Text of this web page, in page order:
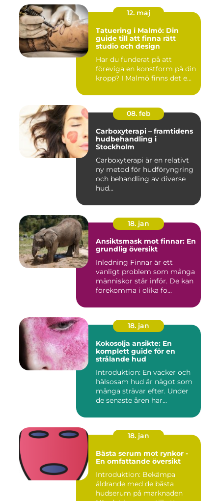
12. maj
Tatuering i Malmö: Din
guide till att finna rätt
studio och design
Har du funderat på att
föreviga en konstform på din
kropp? I Malmö finns det e...
08. feb
Carboxyterapi – framtidens
hudbehandling i
Stockholm
Carboxyterapi är en relativt
ny metod för hudföryngring
och behandling av diverse
hud...
18. jan
Ansiktsmask mot finnar: En
grundlig översikt
Inledning Finnar är ett
vanligt problem som många
människor står inför. De kan
förekomma i olika fo...
18. jan
Kokosolja ansikte: En
komplett guide för en
strålande hud
Introduktion: En vacker och
hälsosam hud är något som
många strävar efter. Under
de senaste åren har...
18. jan
Bästa serum mot rynkor -
En omfattande översikt
Introduktion: Bekämpa
åldrande med de bästa
hudserum på marknaden